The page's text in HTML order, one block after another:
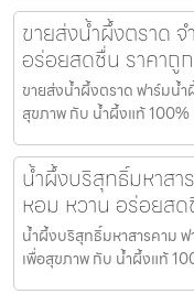
ขายส่งน้ำผึ้งตราด
อร่อยสดชื่น ราคาถูก
ขายส่งน้ำผึ้งตราด ฟาร์มน้
สุขภาพ กับ น้ำผึ้งแท้ 100%
น้ำผึ้งบริสุทธิ์มหาสา
หอม หวาน อร่อยส
น้ำผึ้งบริสุทธิ์มหาสารคาม
เพื่อสุขภาพ กับ น้ำผึ้งแท้